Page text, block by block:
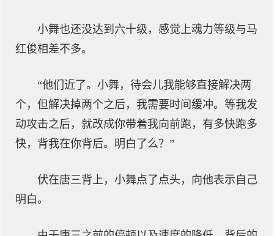
小舞也还没达到六十级，感觉上魂力等级与马
红俊相差不多。
“他们近了。小舞，待会儿我能够直接解决两
个，但解决掉两个之后，我需要时间缓冲。等我发
动攻击之后，就改成你带着我向前跑，有多快跑多
快，背我在你背后。明白了么？”
伏在唐三背上，小舞点了点头，向他表示自己
明白。